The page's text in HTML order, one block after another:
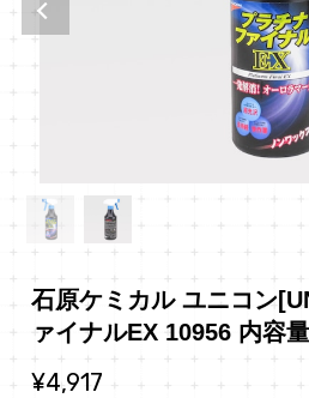
石原ケミカル ユニコン
ァイナルEX 10956 内容
¥4,917